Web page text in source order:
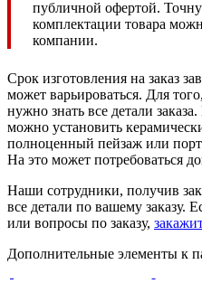
публичной офертой.
комплектации товара
компании.
Срок изготовления на заказ
может варьироваться. Для
нужно знать все детали
можно установить
полноценный пейзаж или
На это может потребоваться
Наши сотрудники, получив
все детали по вашему заказу.
или вопросы по заказу,
Дополнительные элементы к